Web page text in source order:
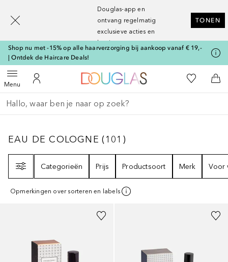
Douglas-app en
ontvang regelmatig
exclusieve acties en
kortingen
TONEN
Shop nu met -15% op alle haarverzorging bij aankoop vanaf € 19,-
| Ontdek de Haircare Deals!
MenuOpen menuNaar Mijn Account
Naar Douglas Home
Naar Mijn
Ga terug
Zoekopdracht uitvoeren
EAU DE COLOGNE 101
EAU DE COLOGNE (101 )
Categorieën
Prijs Productsoort Merk Voor
Opmerkingen over sorteren en labels
Gesponsord
[navigation.slideout.screenreader]